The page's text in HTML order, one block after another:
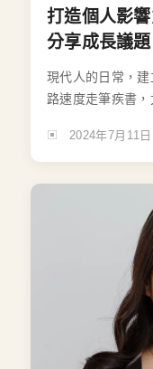
打造個人影
分享成長議
現代人的日常，
路速度走筆疾書，
2024年7月11日